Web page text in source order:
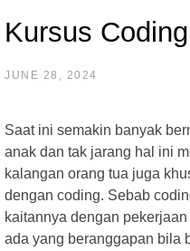
Kursus
JUNE 28, 2024
Saat ini semakin banyak
anak dan tak jarang hal ini
kalangan orang tua juga
dengan coding. Sebab
kaitannya dengan
ada yang beranggapan bila